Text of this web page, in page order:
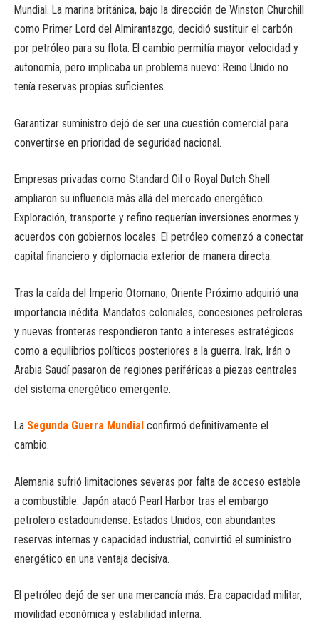
Mundial. La marina británica, bajo la dirección de Winston Churchill
como Primer Lord del Almirantazgo, decidió sustituir el carbón
por petróleo para su flota. El cambio permitía mayor velocidad y
autonomía, pero implicaba un problema nuevo: Reino Unido no
tenía reservas propias suficientes.
Garantizar suministro dejó de ser una cuestión comercial para
convertirse en prioridad de seguridad nacional.
Empresas privadas como Standard Oil o Royal Dutch Shell
ampliaron su influencia más allá del mercado energético.
Exploración, transporte y refino requerían inversiones enormes y
acuerdos con gobiernos locales. El petróleo comenzó a conectar
capital financiero y diplomacia exterior de manera directa.
Tras la caída del Imperio Otomano, Oriente Próximo adquirió una
importancia inédita. Mandatos coloniales, concesiones petroleras
y nuevas fronteras respondieron tanto a intereses estratégicos
como a equilibrios políticos posteriores a la guerra. Irak, Irán o
Arabia Saudí pasaron de regiones periféricas a piezas centrales
del sistema energético emergente.
La Segunda Guerra Mundial confirmó definitivamente el
cambio.
Alemania sufrió limitaciones severas por falta de acceso estable
a combustible. Japón atacó Pearl Harbor tras el embargo
petrolero estadounidense. Estados Unidos, con abundantes
reservas internas y capacidad industrial, convirtió el suministro
energético en una ventaja decisiva.
El petróleo dejó de ser una mercancía más. Era capacidad militar,
movilidad económica y estabilidad interna.